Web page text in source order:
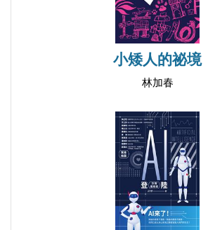
小矮人的祕境
林加春